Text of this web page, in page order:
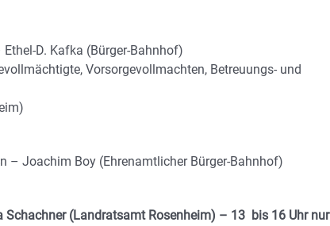
D. Kafka (Bürger-Bahnhof)
Vorsorgevollmachten, Betreuungs- und
– Joachim Boy (Ehrenamtlicher Bürger-Bahnhof)
(Landratsamt Rosenheim) – 13 bis 16 Uhr nur